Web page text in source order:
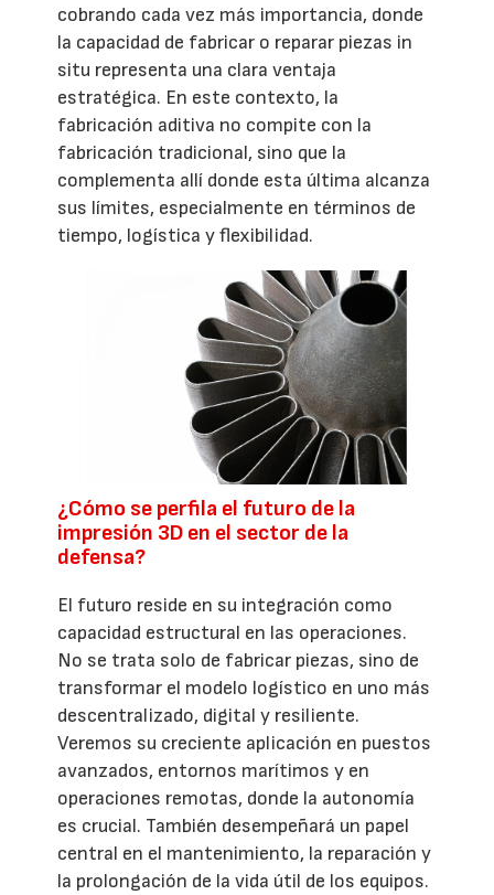
cobrando cada vez más importancia, donde
la capacidad de fabricar o reparar piezas in
situ representa una clara ventaja
estratégica. En este contexto, la
fabricación aditiva no compite con la
fabricación tradicional, sino que la
complementa allí donde esta última alcanza
sus límites, especialmente en términos de
tiempo, logística y flexibilidad.
¿Cómo se perfila el futuro de la
impresión 3D en el sector de la
defensa?
El futuro reside en su integración como
capacidad estructural en las operaciones.
No se trata solo de fabricar piezas, sino de
transformar el modelo logístico en uno más
descentralizado, digital y resiliente.
Veremos su creciente aplicación en puestos
avanzados, entornos marítimos y en
operaciones remotas, donde la autonomía
es crucial. También desempeñará un papel
central en el mantenimiento, la reparación y
la prolongación de la vida útil de los equipos.